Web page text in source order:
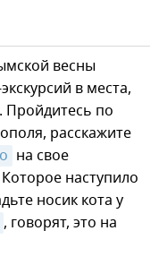
весны
в места,
Пройдитесь по
расскажите
на свое
наступило
носик кота у
, говорят, это на